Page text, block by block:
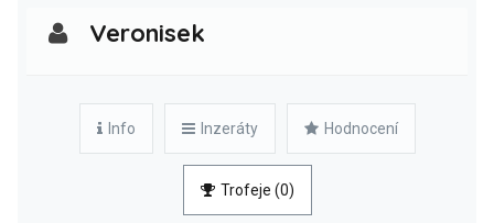
Veronisek
Info Inzeráty Hodnocení
Trofeje (0)